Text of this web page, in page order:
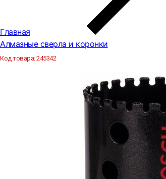
Главная
Алмазные сверла и коронки
Код товара:245342